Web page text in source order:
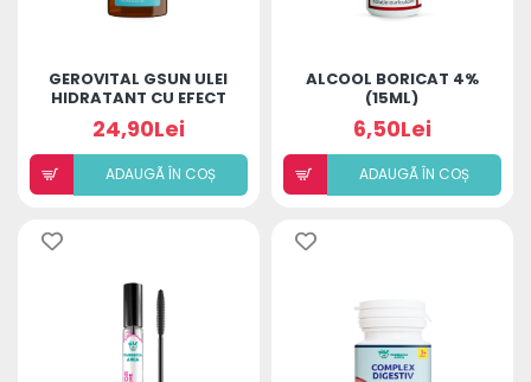
GEROVITAL GSUN ULEI
HIDRATANT CU EFECT
STRALUCITOR 150ML
24,90Lei
ADAUGÃ ÎN COȘ
ALCOOL BORICAT 4%
(15ML)
6,50Lei
ADAUGÃ ÎN COȘ